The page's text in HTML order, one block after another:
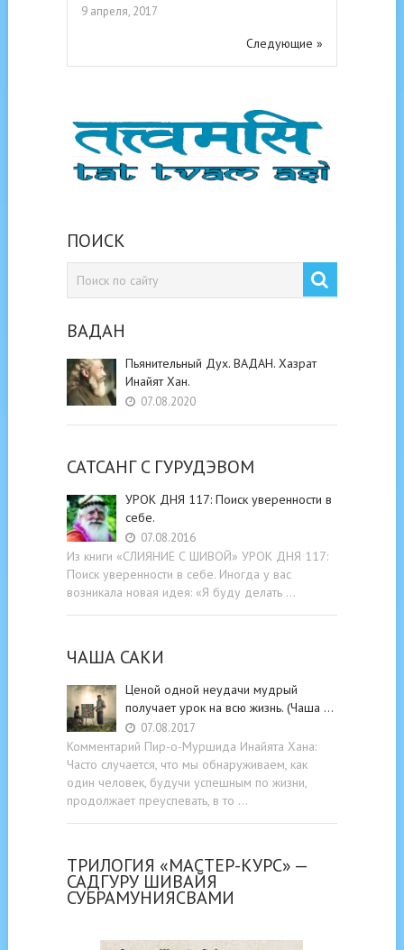
9 апреля, 2017
Следующие »
ПОИСК
ВАДАН
Пьянительный Дух. ВАДАН. Хазрат
Инайят Хан.
07.08.2020
САТСАНГ C ГУРУДЭВОМ
УРОК ДНЯ 117: Поиск уверенности в
себе.
07.08.2016
Из книги «СЛИЯНИЕ С ШИВОЙ» УРОК ДНЯ 117:
Поиск уверенности в себе. Иногда у вас
возникала новая идея: «Я буду делать …
ЧАША САКИ
Ценой одной неудачи мудрый
получает урок на всю жизнь. (Чаша …
07.08.2017
Комментарий Пир-о-Муршида Инайята Хана:
Часто случается, что мы обнаруживаем, как
один человек, будучи успешным по жизни,
продолжает преуспевать, в то …
ТРИЛОГИЯ «МАСТЕР-КУРС» —
САДГУРУ ШИВАЙЯ
СУБРАМУНИЯСВАМИ